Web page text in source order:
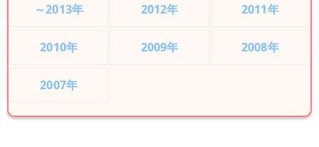
～2013年 2012年 2011年
2010年 2009年 2008年
2007年